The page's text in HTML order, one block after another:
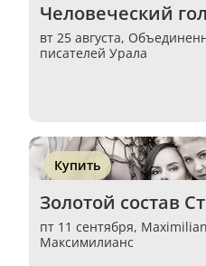
Человеческий
вт 25 августа,
писателей Урала
Купить
Золотой состав
пт 11 сентября,
Максимилианс